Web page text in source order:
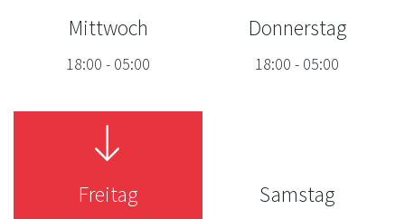
Mittwoch
18:00 - 05:00
Donnerstag
18:00 - 05:00
Freitag Samstag